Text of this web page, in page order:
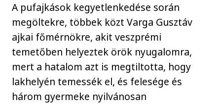
A pufajkások kegyetlenkedése során
megöltekre, többek közt Varga Gusztáv
ajkai főmérnökre, akit veszprémi
temetőben helyeztek örök nyugalomra,
mert a hatalom azt is megtiltotta, hogy
lakhelyén temessék el, és felesége és
három gyermeke nyilvánosan